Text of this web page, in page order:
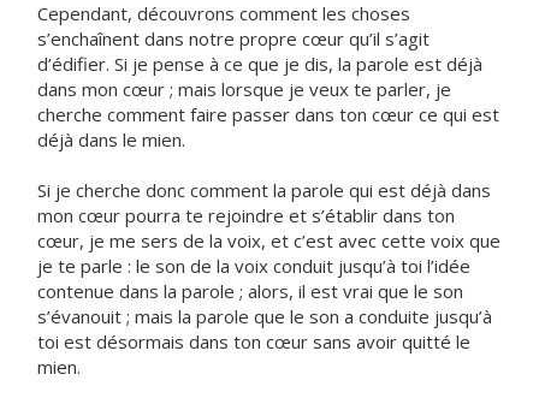
Cependant, découvrons comment les choses
s’enchaînent dans notre propre cœur qu’il s’agit
d’édifier. Si je pense à ce que je dis, la parole est déjà
dans mon cœur ; mais lorsque je veux te parler, je
cherche comment faire passer dans ton cœur ce qui est
déjà dans le mien.
Si je cherche donc comment la parole qui est déjà dans
mon cœur pourra te rejoindre et s’établir dans ton
cœur, je me sers de la voix, et c’est avec cette voix que
je te parle : le son de la voix conduit jusqu’à toi l’idée
contenue dans la parole ; alors, il est vrai que le son
s’évanouit ; mais la parole que le son a conduite jusqu’à
toi est désormais dans ton cœur sans avoir quitté le
mien.